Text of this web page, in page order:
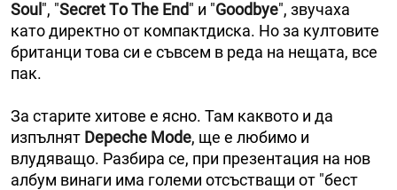
Soul ", "Secret Тo Тhe End" и "Goodbye", звучаха
като директно от компактдиска. Но за култовите
британци това си е съвсем в реда на нещата, все
пак.
За старите хитове е ясно. Там каквото и да
изпълнят Depeche Mode, ще е любимо и
влудяващо. Разбира се, при презентация на нов
албум винаги има големи отсъстващи от "бест